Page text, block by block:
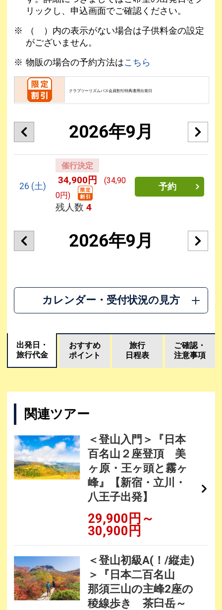
リックし、申込画面でご確認ください。
（ ）内の表示がない場合は子供料金の設定
がございません。
物販の場合の予約方法はこちら
クラブツーリズムパス会員割引特典適用出発日
2026年9月
26 (土)
催行決定
34,900円
(34,90
0円)
残人数 4
予約
2026年9月
カレンダー・受付状況の見方
出発日・
旅行代金
おすすめ
ポイント
旅行
日程表
ご確認・
注意事項
関連ツアー
＜登山入門＞『日本
百名山２座登頂 美
ヶ原・王ヶ頭と霧ヶ
峰』【新宿・立川・
八王子出発】
29,900円～
30,900円
＜登山初級A(！/縦走)
＞『日本二百名山
那須三山の主峰2座の
稜線歩き 茶臼岳～